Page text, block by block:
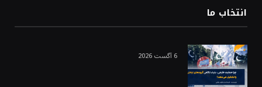
انتخاب ما
6 آگست 2026